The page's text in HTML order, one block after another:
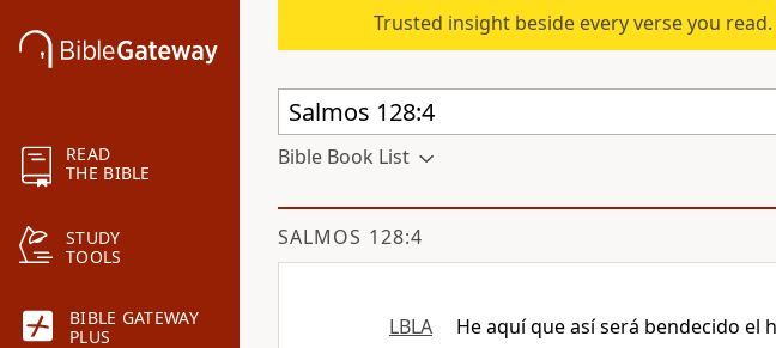
READ
THE BIBLE
STUDY
TOOLS
BIBLE GATEWAY
PLUS
Trusted insight beside every verse you read.
Bible Book List
SALMOS 128:4
LBLA He aquí que así será bendecido el